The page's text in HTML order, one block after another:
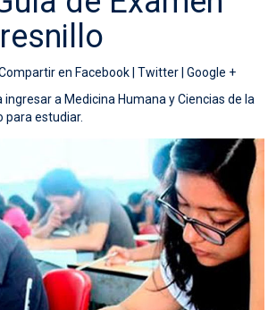
en Facebook Twitter Google +
a Medicina Humana y Ciencias de la
para estudiar.